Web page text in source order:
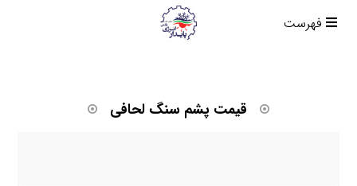
فهرست
قیمت پشم سنگ لحافی